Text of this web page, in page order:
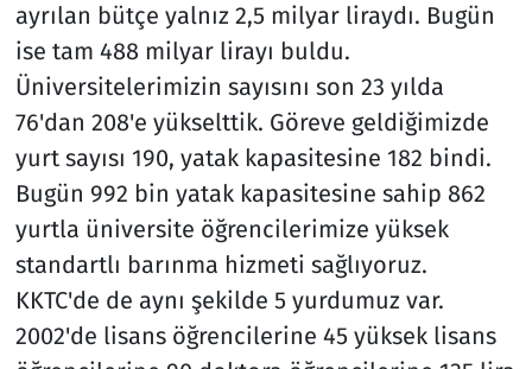
ayrılan bütçe yalnız 2,5 milyar liraydı. Bugün
ise tam 488 milyar lirayı buldu.
Üniversitelerimizin sayısını son 23 yılda
76'dan 208'e yükselttik. Göreve geldiğimizde
yurt sayısı 190, yatak kapasitesine 182 bindi.
Bugün 992 bin yatak kapasitesine sahip 862
yurtla üniversite öğrencilerimize yüksek
standartlı barınma hizmeti sağlıyoruz.
KKTC'de de aynı şekilde 5 yurdumuz var.
2002'de lisans öğrencilerine 45 yüksek lisans